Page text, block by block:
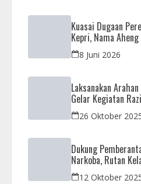
Kuasai Dugaan
Kepri, Nama
8 Juni 2026
Laksanakan
Gelar Kegiatan
APH26 Oktober
Dukung
Narkoba, Rutan
Bersama Aparat
12 Oktober